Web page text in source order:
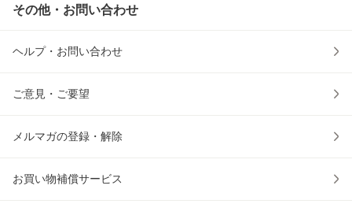
その他・お問い合わせ
ヘルプ・お問い合わせ
ご意見・ご要望
メルマガの登録・解除
お買い物補償サービス